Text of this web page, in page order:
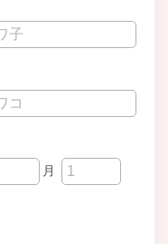
月